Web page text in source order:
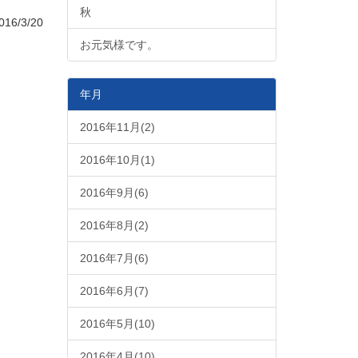
3/20
秋
お元気様です。
年月
2016年11月(2)
2016年10月(1)
2016年9月(6)
2016年8月(2)
2016年7月(6)
2016年6月(7)
2016年5月(10)